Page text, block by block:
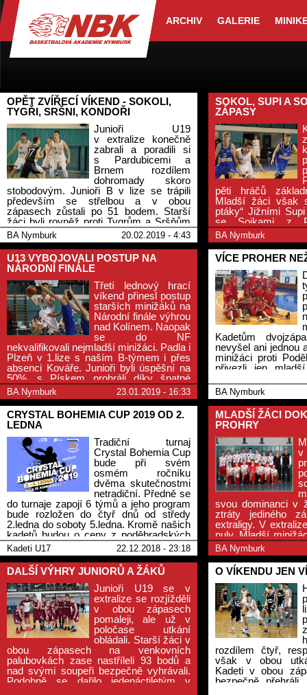
ARCHIV GALERIE
OPĚT ZVÍŘECÍ VÍKEND - SOKOLI,
TYGŘI, SRŠNI, KONDOŘI
Junioři U19
v extralize konečně
zabrali a poradili si
s Pardubicemi a
Brnem rozdílem
dohromady skoro
stobodovým. Junioři B v lize se trápili
především se střelbou a v obou
zápasech zůstali po 51 bodem. Starší
žáci byli rovněž proti Tygrům a Sršňům
úspěšní, oba domácí zápasy bezpečně
vyhráli. Starší minižáci deklasovali
Kondory z Liberce ve dvou zápasech o
celkem 223 bodů.
BA Nymburk 20.02.2019 - 4:43
SOKOL, SUPI A
ZÁPASY
pěti hráčů
Mladší žáci však
ptáky“ Jižními
se Sojkami z
minižáci na
prohráli dvakrát
BA Nymburk
U13 VYBOJOVALI POSTUP NA
NÁRODNÍ FINÁLE
Třetí lednový hrací
víkend přinesl postup
starších minižáků na
Národní finále výhrou
nad Kolínem. Naopak
se do NF
nekvalifikovali nejmladší minižáci. Padla i
Plzeň v 1.lize s naším B-týmem i přes
absenci Kováře. Junioři byli úspěšní na
50%, s Pískem prohráli díky špatné
obraně, proti pražským Sokolům to bylo
lepší. Starší žáci byli rovněž jednou
úspěšní a jednou prohráli na
severomoravské štaci.
BA Nymburk 23.01.2019 - 16:33
VÍCE PROHER
Kadetům
nevyšel ani jednou
minižáci proti
přivezli jen
Šmoulince všechno
BA Nymburk
CRYSTAL BOHEMIA CUP 2019 OD 2.
LEDNA
Tradiční turnaj
Crystal Bohemia Cup
bude při svém
osmém ročníku
dvěma skutečnostmi
netradiční. Předně se
do turnaje zapojí 6 týmů a jeho program
bude rozložen do čtyř dnů od středy
2.ledna do soboty 5.ledna. Kromě našich
kadetů budou o ceny z poděbradských
skláren bojovat reprezentace Česka,
Slovenska, Japonska a dva týmy
z Německa. Hrát se bude v hale ZŠ
Komenského
Kadeti U17 22.12.2018 - 23:18
MLADŠÍ ŽÁCI
PROHRY
v
svou dominanci v
ztráty jediného
extraligy. V
nuly. Mladší
zápase Český
druhém nebyli
BA Nymburk
DALŠÍ VÝHRY JUNIORŮ A ŽÁKŮ
Junioři U19 se v
extralize se rozjížděli
v obou zápasech
pomaleji, ale už v
poločase utkání
obládali. Starší žáci v
obou zápasech na venkovních
palubovkách zase nastříleli 93 bodů a
nad svými soupeři bezpečně vyhrávali.
Podobně se dařilo jedenáctiletým v
O VÍKENDU JEN
rozdílem čtyř,
však v obou
Kadeti v obou
bezpečně